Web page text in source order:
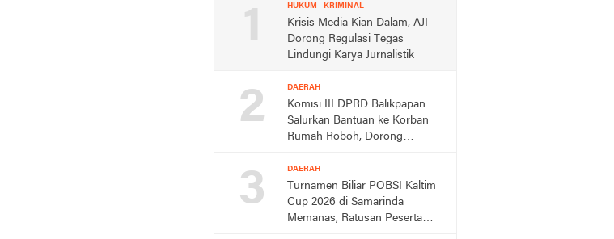
1 HUKUM - KRIMINAL
Krisis Media Kian Dalam, AJI
Dorong Regulasi Tegas
Lindungi Karya Jurnalistik
2 DAERAH
Komisi III DPRD Balikpapan
Salurkan Bantuan ke Korban
Rumah Roboh, Dorong
3 DAERAH
Turnamen Biliar POBSI Kaltim
Cup 2026 di Samarinda
Memanas, Ratusan Peserta